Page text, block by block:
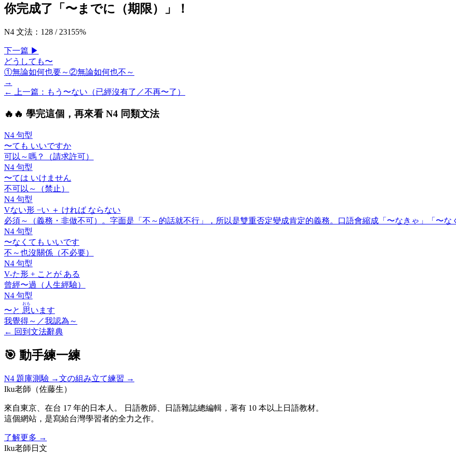
你完成了「 〜までに（期限） 」！
N4 文法 ： 128 / 231 55%
下一篇 ▶
どうしても〜
①無論如何也要～②無論如何也不～
→
← 上一篇 ： もう〜ない（已經沒有了／不再〜了）
🔥 🔥 學完這個，再來看 N4 同類文法
N4 句型
〜ても いいですか
可以～嗎？（請求許可）
N4 句型
〜ては いけません
不可以～（禁止）
N4 句型
Vない形 −い ＋ ければ ならない
必須～（義務・非做不可）。字面是「不～的話就不行」，所以是雙重否定變成肯定的義務。口語會縮成「〜なきゃ」「〜な
N4 句型
〜なくても いいです
不～也沒關係（不必要）
N4 句型
V-た形 + ことが ある
曾經〜過（人生經驗）
N4 句型
〜と 思
おも
います
我覺得～／我認為～
← 回到文法辭典
🎯 動手練一練
N4 題庫測驗 →文の組み立て練習 →
Iku老師（佐藤生）
來自東京、在台 17 年的日本人。 日語教師、日語雜誌總編輯，著有 10 本以上日語教材。
這個網站，是寫給台灣學習者的全力之作。
了解更多 →
Iku老師日文